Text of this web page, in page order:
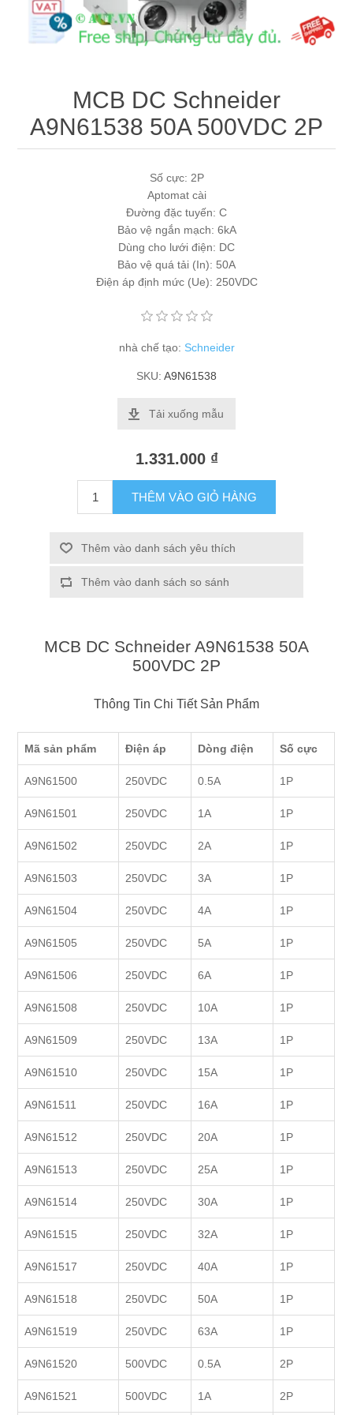
Máy tính công nghiệp
Động cơ servo 2 phase
Quạt thông gió
Phụ Kiện Schneider
Phụ Kiện Siemens
MCB DC Schneider
A9N61538 50A 500VDC 2P
Số cực: 2P
Aptomat cài
Đường đặc tuyến: C
Bảo vệ ngắn mạch: 6kA
Dùng cho lưới điện: DC
Bảo vệ quá tải (In): 50A
Điện áp định mức (Ue): 250VDC
nhà chế tạo: Schneider
SKU: A9N61538
Tải xuống mẫu
1.331.000 ₫
THÊM VÀO GIỎ HÀNG
Thêm vào danh sách yêu thích
Thêm vào danh sách so sánh
MCB DC Schneider A9N61538 50A
500VDC 2P
Thông Tin Chi Tiết Sản Phẩm
Mã sản phẩm Điện áp Dòng điện Số cực
A9N61500 250VDC 0.5A 1P
A9N61501 250VDC 1A 1P
A9N61502 250VDC 2A 1P
A9N61503 250VDC 3A 1P
A9N61504 250VDC 4A 1P
A9N61505 250VDC 5A 1P
A9N61506 250VDC 6A 1P
A9N61508 250VDC 10A 1P
A9N61509 250VDC 13A 1P
A9N61510 250VDC 15A 1P
A9N61511 250VDC 16A 1P
A9N61512 250VDC 20A 1P
A9N61513 250VDC 25A 1P
A9N61514 250VDC 30A 1P
A9N61515 250VDC 32A 1P
A9N61517 250VDC 40A 1P
A9N61518 250VDC 50A 1P
A9N61519 250VDC 63A 1P
A9N61520 500VDC 0.5A 2P
A9N61521 500VDC 1A 2P